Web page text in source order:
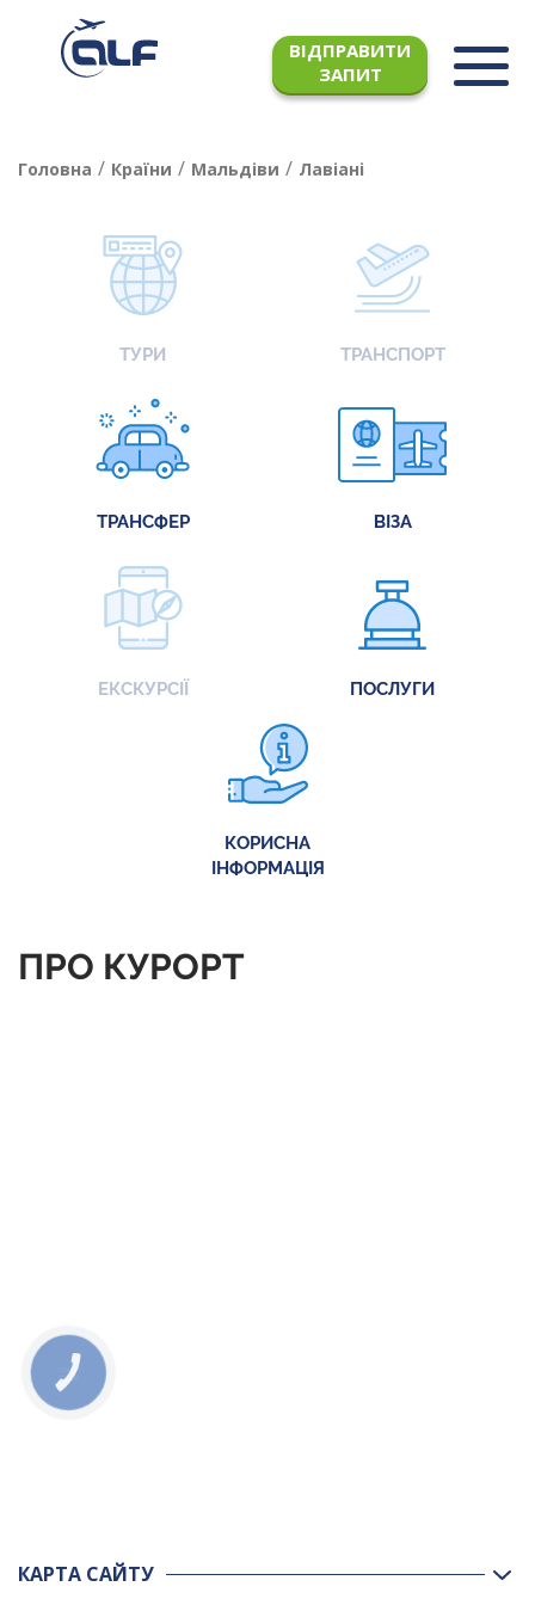
ВІДПРАВИТИ
ЗАПИТ
Головна / Країни / Мальдіви / Лавіані
ТУРИ ТРАНСПОРТ
ТРАНСФЕР ВІЗА
ЕКСКУРСІЇ ПОСЛУГИ
КОРИСНА
ІНФОРМАЦІЯ
ПРО КУРОРТ
КАРТА САЙТУ
КНОПКА
ЗВ'ЯЗКУ